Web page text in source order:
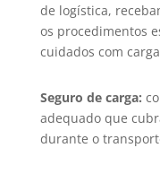
de logística,
os procedimentos
cuidados com
Seguro de carga:
adequado que
durante o